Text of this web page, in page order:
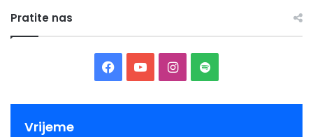
Pratite nas
Facebook
YouTubeInstagram
Spotify
Vrijeme